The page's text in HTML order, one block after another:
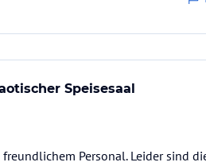
Speisesaal
Personal. Leider sind